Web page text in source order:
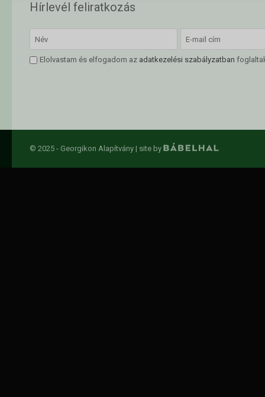
Hírlevél feliratkozás
Elolvastam és elfogadom az adatkezelési szabályzatban
© 2025 - Georgikon Alapítvány | site by